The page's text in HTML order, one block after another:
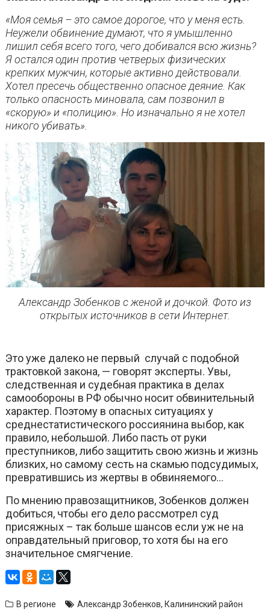
«Моя семья – это самое дорогое, что у меня есть.
Неужели обвинение думают, что я умышленно
лишил себя всего того, чего добивался всю жизнь?
Я остался один против четверых физических
крепких мужчин, которые активно действовали.
Хотел пресечь общественно опасное деяние. Как
только опасность миновала, сам позвонил в
«скорую» и «полицию». Но изначально я не хотел
никого убивать».
Александр Зобенков с женой и дочкой. Фото из
открытых источников в сети Интернет.
Это уже далеко не первый случай с подобной
трактовкой закона, — говорят эксперты. Увы,
следственная и судебная практика в делах
самообороны в РФ обычно носит обвинительный
характер. Поэтому в опасных ситуациях у
среднестатистического россиянина выбор, как
правило, небольшой. Либо пасть от руки
преступников, либо защитить свою жизнь и жизнь
близких, но самому сесть на скамью подсудимых,
превратившись из жертвы в обвиняемого…
По мнению правозащитников, Зобенков должен
добиться, чтобы его дело рассмотрел суд
присяжных – так больше шансов если уж не на
оправдательный приговор, то хотя бы на его
значительное смягчение.
В регионе Александр Зобенков, Калининский район